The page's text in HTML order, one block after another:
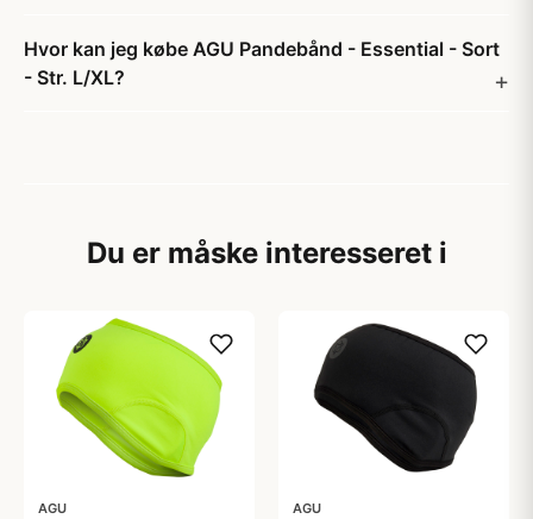
Hvor kan jeg købe AGU Pandebånd - Essential - Sort
- Str. L/XL?
Du er måske interesseret i
AGU AGU